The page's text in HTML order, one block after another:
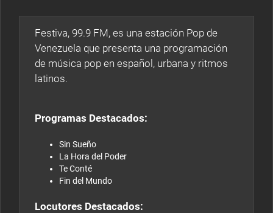
Festiva, 99.9 FM, es una estación Pop de
Venezuela que presenta una programación
de música pop en español, urbana y ritmos
latinos.
Programas Destacados:
Sin Sueño
La Hora del Poder
Te Conté
Fin del Mundo
Locutores Destacados: